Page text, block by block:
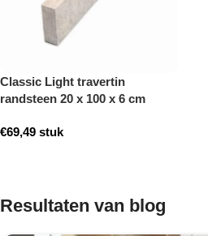
Classic Light travertin
randsteen 20 x 100 x 6 cm
getrommeld
€69,49 stuk
Resultaten van blog